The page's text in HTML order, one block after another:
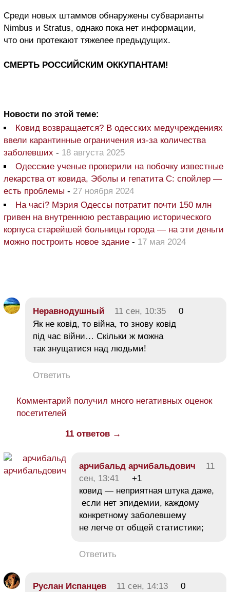
Среди новых штаммов обнаружены субварианты
Nimbus и Stratus, однако пока нет информации,
что они протекают тяжелее предыдущих.
СМЕРТЬ РОССИЙСКИМ ОККУПАНТАМ!
Новости по этой теме:
Ковид возвращается? В одесских медучреждениях
ввели карантинные ограничения из-за количества
заболевших - 18 августа 2025
Одесские ученые проверили на побочку известные
лекарства от ковида, Эболы и гепатита С: спойлер —
есть проблемы - 27 ноября 2024
На часі? Мэрия Одессы потратит почти 150 млн
гривен на внутреннюю реставрацию исторического
корпуса старейшей больницы города — на эти деньги
можно построить новое здание - 17 мая 2024
Неравнодушный 11 сен, 10:35
0
Як не ковід, то війна, то знову ковід
під час війни… Скільки ж можна
так знущатися над людьми!
Ответить
Комментарий получил много негативных оценок
посетителей
11 ответов →
арчибальд арчибальдович
11
сен, 13:41
+1
ковид — неприятная штука даже,
если нет эпидемии, каждому
конкретному заболевшему
не легче от общей статистики;
Ответить
Руслан Испанцев 11 сен, 14:13
0